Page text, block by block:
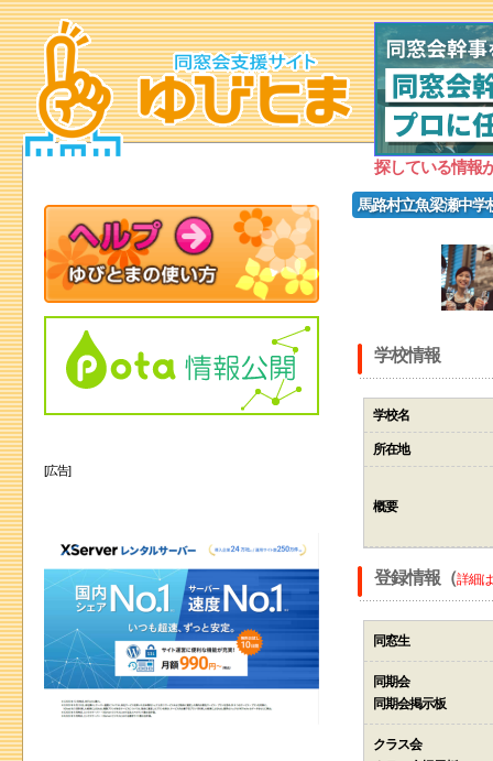
探している情報
馬路村立魚梁瀬中学
学校情報
学校名
所在地
概要
登録情報（詳細
同窓生
同期会
同期会掲示板
クラス会
[広告]